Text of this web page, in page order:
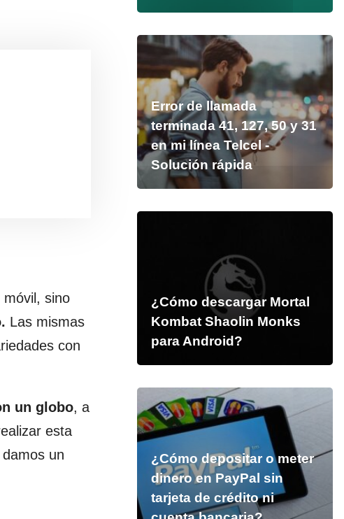
sino
Las mismas
con
un globo, a
esta
un
Error de llamada
terminada 41, 127, 50 y 31
en mi línea Telcel -
Solución rápida
¿Cómo descargar Mortal
Kombat Shaolin Monks
para Android?
¿Cómo depositar o meter
dinero en PayPal sin
tarjeta de crédito ni